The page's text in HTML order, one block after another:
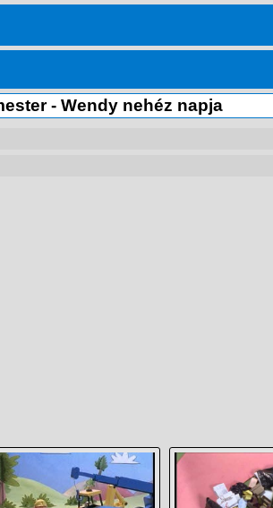
- Wendy nehéz napja